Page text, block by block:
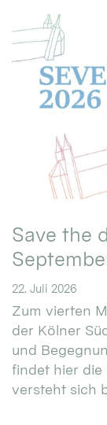
Save the
22. Juli 2026
Zum vierten
der Kölner
und
findet hier die
versteht sich